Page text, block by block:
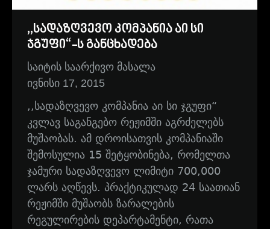
,,სადაზღვევო კომპანია აი სი
ჯგუფი“-ს განცხადება
საიტის საარქივო მასალა
ივნისი 17, 2015
,,სადაზღვევო კომპანია აი სი ჯგუფი“
კვლავ საგანგებო რეჟიმში აგრძელებს
მუშაობას. ამ დროისათვის კომპანიაში
შემოსულია 15 შეტყობინება, რომელთა
ჯამური სადაზღვევო ლიმიტი 700,000
ლარს აღწევს. პრაქტიკულად 24 საათიან
რეჟიმში მუშაობს ზარალების
რეგულირების დეპარტამენტი, რათა